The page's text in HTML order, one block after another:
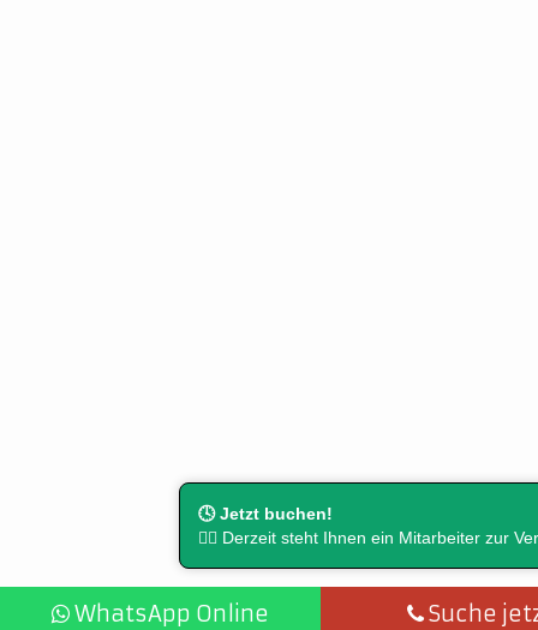
🕓 Jetzt buchen!
👨‍⚖️ Derzeit steht Ihnen ein Mitarbeiter zur
WhatsApp Online Suche